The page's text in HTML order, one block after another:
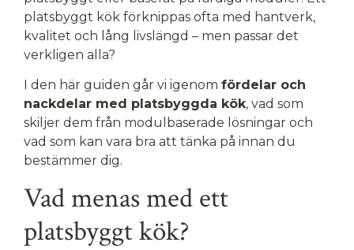
platsbyggt kök förknippas ofta med hantverk,
kvalitet och lång livslängd – men passar det
verkligen alla?
I den här guiden går vi igenom fördelar och
nackdelar med platsbyggda kök, vad som
skiljer dem från modulbaserade lösningar och
vad som kan vara bra att tänka på innan du
bestämmer dig.
Vad menas med ett
platsbyggt kök?